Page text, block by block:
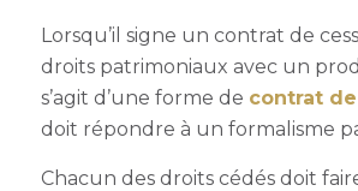
Lorsqu’il signe un contrat de
droits patrimoniaux avec un
s’agit d’une forme de contrat
doit répondre à un formalisme
Chacun des droits cédés doit